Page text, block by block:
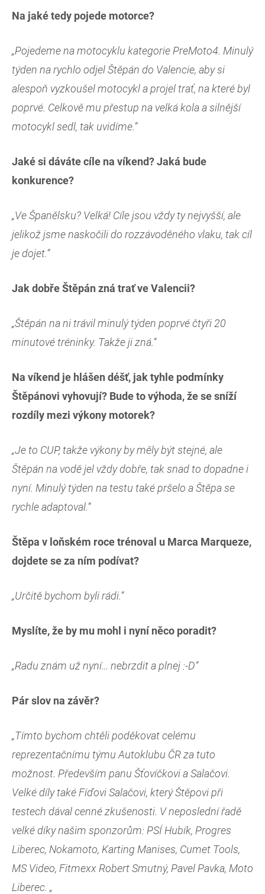
Na jaké tedy pojede motorce?
„Pojedeme na motocyklu kategorie PreMoto4. Minulý
týden na rychlo odjel Štěpán do Valencie, aby si
alespoň vyzkoušel motocykl a projel trať, na které byl
poprvé. Celkově mu přestup na velká kola a silnější
motocykl sedl, tak uvidíme.“
Jaké si dáváte cíle na víkend? Jaká bude
konkurence?
„Ve Španělsku? Velká! Cíle jsou vždy ty nejvyšší, ale
jelikož jsme naskočili do rozzávoděného vlaku, tak cíl
je dojet.“
Jak dobře Štěpán zná trať ve Valencii?
„Štěpán na ni trávil minulý týden poprvé čtyři 20
minutové tréninky. Takže ji zná.“
Na víkend je hlášen déšť, jak tyhle podmínky
Štěpánovi vyhovují? Bude to výhoda, že se sníží
rozdíly mezi výkony motorek?
„Je to CUP, takže výkony by měly být stejné, ale
Štěpán na vodě jel vždy dobře, tak snad to dopadne i
nyní. Minulý týden na testu také pršelo a Štěpa se
rychle adaptoval.“
Štěpa v loňském roce trénoval u Marca Marqueze,
dojdete se za ním podívat?
„Určitě bychom byli rádi.“
Myslíte, že by mu mohl i nyní něco poradit?
„Radu znám už nyní… nebrzdit a plnej :-D“
Pár slov na závěr?
„Tímto bychom chtěli poděkovat celému
reprezentačnímu týmu Autoklubu ČR za tuto
možnost. Především panu Šťovíčkovi a Salačovi.
Velké díly také Fíďovi Salačovi, který Štěpovi při
testech dával cenné zkušenosti. V neposlední řadě
velké díky našim sponzorům: PSÍ Hubík, Progres
Liberec, Nokamoto, Karting Manises, Cumet Tools,
MS Video, Fitmexx Robert Smutný, Pavel Pavka, Moto
Liberec. „